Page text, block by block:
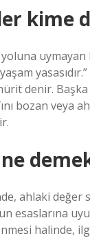
kime
yoluna
denir.
bozan veya
ahlaki değer
esaslarına
halinde,